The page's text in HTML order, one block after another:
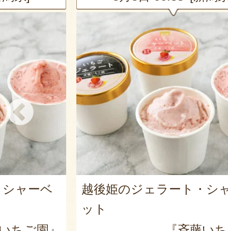
ャーベ
越後姫のジェラート・シ
ット